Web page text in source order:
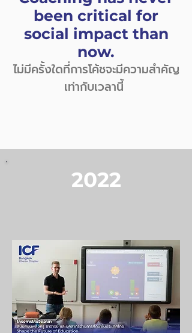
2022
been critical for
social impact than
now.
ไม่มีครั้งใดที่การโค้ชจะมีความสำคัญ
เท่ากับเวลานี้